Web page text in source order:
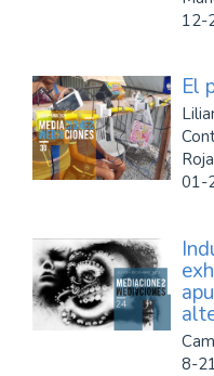
12-
El
01-
8-